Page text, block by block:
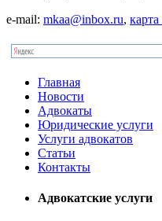
e-mail: mkaa@inbox.ru, карта
Главная
Новости
Адвокаты
Юридические услуги
Услуги адвокатов
Статьи
Контакты
Адвокатские услуги